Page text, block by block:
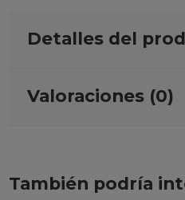
Detalles del
Valoraciones (0)
También podría